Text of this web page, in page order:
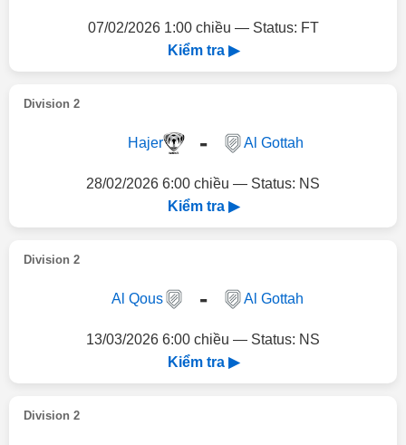
07/02/2026 1:00 chiều — Status: FT
Kiểm tra ▶
Division 2
Hajer - Al Gottah
28/02/2026 6:00 chiều — Status: NS
Kiểm tra ▶
Division 2
Al Qous - Al Gottah
13/03/2026 6:00 chiều — Status: NS
Kiểm tra ▶
Division 2